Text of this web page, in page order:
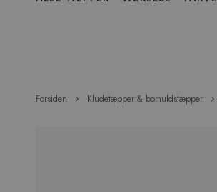
Forsiden Kludetæpper & bomuldstæpper